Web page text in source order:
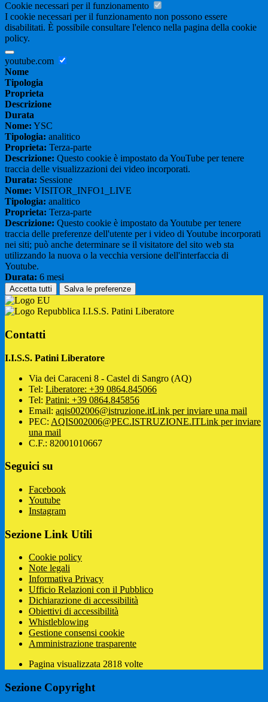
Cookie necessari per il funzionamento
I cookie necessari per il funzionamento non possono essere
disabilitati. È possibile consultare l'elenco nella pagina della cookie
policy.
youtube.com
Nome
Tipologia
Proprieta
Descrizione
Durata
Nome: YSC
Tipologia: analitico
Proprieta: Terza-parte
Descrizione: Questo cookie è impostato da YouTube per tenere
traccia delle visualizzazioni dei video incorporati.
Durata: Sessione
Nome: VISITOR_INFO1_LIVE
Tipologia: analitico
Proprieta: Terza-parte
Descrizione: Questo cookie è impostato da Youtube per tenere
traccia delle preferenze dell'utente per i video di Youtube incorporati
nei siti; può anche determinare se il visitatore del sito web sta
utilizzando la nuova o la vecchia versione dell'interfaccia di
Youtube.
Durata: 6 mesi
Accetta tutti Salva le preferenze
I.I.S.S. Patini Liberatore
Contatti
I.I.S.S. Patini Liberatore
Via dei Caraceni 8 - Castel di Sangro (AQ)
Tel: Liberatore: +39 0864.845066
Tel: Patini: +39 0864.845856
Email: aqis002006@istruzione.itLink per inviare una mail
PEC: AQIS002006@PEC.ISTRUZIONE.ITLink per inviare
una mail
C.F.: 82001010667
Seguici su
Facebook
Youtube
Instagram
Sezione Link Utili
Cookie policy
Note legali
Informativa Privacy
Ufficio Relazioni con il Pubblico
Dichiarazione di accessibilità
Obiettivi di accessibilità
Whistleblowing
Gestione consensi cookie
Amministrazione trasparente
Pagina visualizzata 2818 volte
Sezione Copyright